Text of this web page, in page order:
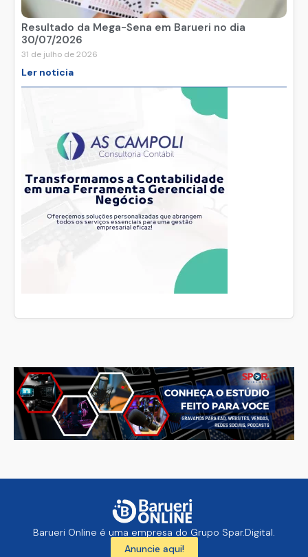
Resultado da Mega-Sena em Barueri no dia
30/07/2026
31 de julho de 2026
Ler noticia
Barueri Online é uma empresa do Grupo Spar.Digital.
Anuncie aqui!